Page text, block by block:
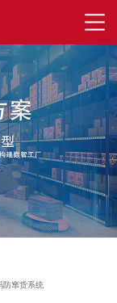
防窜货系统